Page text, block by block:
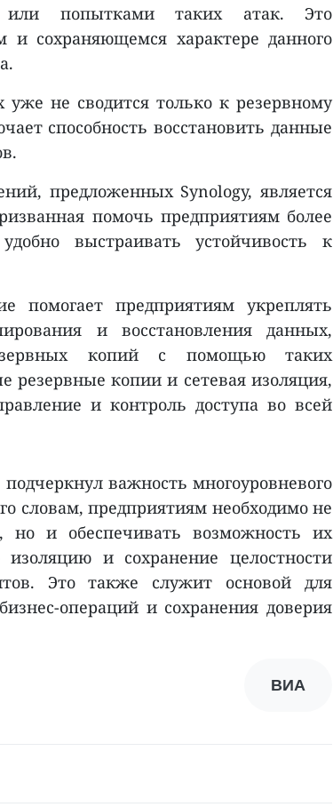
или попытками таких атак. Это
и сохраняющемся характере данного
не сводится только к резервному
способность восстановить данные
предложенных Synology, является
помочь предприятиям более
выстраивать устойчивость к
помогает предприятиям укреплять
и восстановления данных,
копий с помощью таких
резервные копии и сетевая изоляция,
и контроль доступа во всей
важность многоуровневого
словам, предприятиям необходимо не
и обеспечивать возможность их
и сохранение целостности
Это также служит основой для
операций и сохранения доверия
ВИА